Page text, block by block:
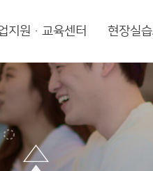
지원·교육센터 현장실